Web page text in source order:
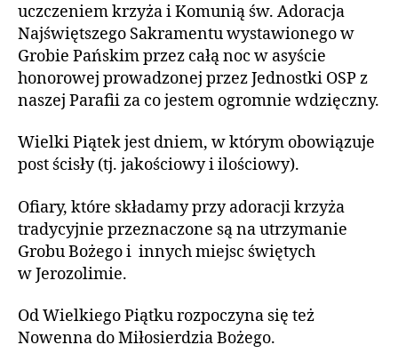
uczczeniem krzyża i Komunią św. Adoracja
Najświętszego Sakramentu wystawionego w
Grobie Pańskim przez całą noc w asyście
honorowej prowadzonej przez Jednostki OSP z
naszej Parafii za co jestem ogromnie wdzięczny.
Wielki Piątek jest dniem, w którym obowiązuje
post ścisły (tj. jakościowy i ilościowy).
Ofiary, które składamy przy adoracji krzyża
tradycyjnie przeznaczone są na utrzymanie
Grobu Bożego i innych miejsc świętych
w Jerozolimie.
Od Wielkiego Piątku rozpoczyna się też
Nowenna do Miłosierdzia Bożego.